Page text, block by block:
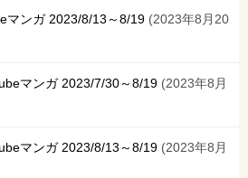
マンガ 2023/8/13～8/19
2023年8月20
マンガ 2023/7/30～8/19
2023年8月
マンガ 2023/8/13～8/19
2023年8月